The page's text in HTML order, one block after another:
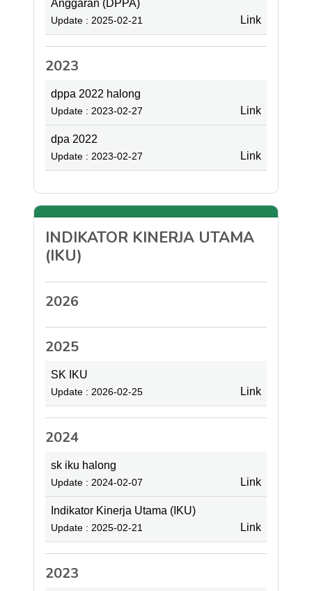
Anggaran (DPPA)
Update : 2025-02-21 Link
2023
dppa 2022 halong
Update : 2023-02-27 Link
dpa 2022
Update : 2023-02-27 Link
INDIKATOR KINERJA UTAMA
(IKU)
2026
2025
SK IKU
Update : 2026-02-25 Link
2024
sk iku halong
Update : 2024-02-07 Link
Indikator Kinerja Utama (IKU)
Update : 2025-02-21 Link
2023